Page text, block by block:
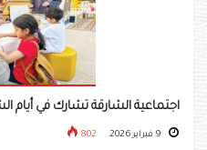
اجتماعية الشارقة تشارك في أيام
802